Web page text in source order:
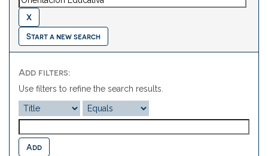
Start a new search
Add filters:
Use filters to refine the search results.